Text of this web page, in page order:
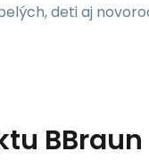
deti aj